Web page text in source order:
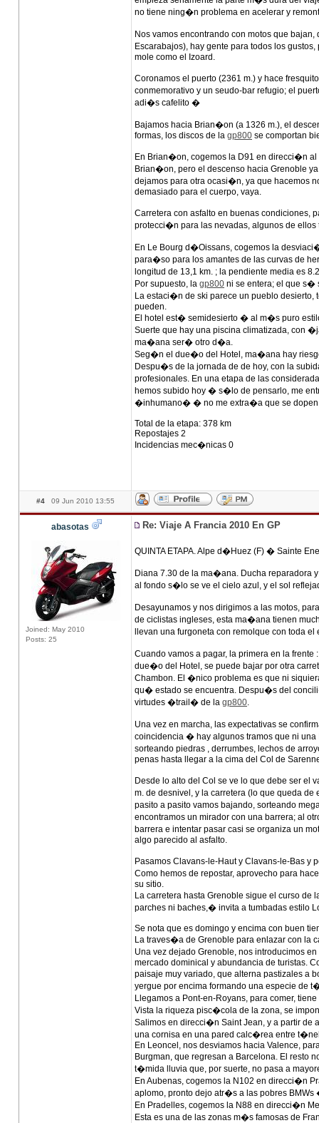
no tiene ning�n problema en acelerar y
Nos vamos encontrando con motos que
Escarabajos), hay gente para todos los
mole como el Izoard.
Coronamos el puerto (2361 m.) y hace
conmemorativo y un seudo-bar refugio; el
adi�s cafelito �
Bajamos hacia Brian�on (a 1326 m.), el
formas, los discos de la gp800 se comportan
En Brian�on, cogemos la D91 en direcci�n al
Brian�on, pero el descenso hacia Grenoble
dejamos para otra ocasi�n, ya que hacemos
demasiado para el cuerpo, vaya.
Carretera con asfalto en buenas condiciones,
protecci�n para las nevadas, algunos de
En Le Bourg d�Oissans, cogemos la
para�so para los amantes de las curvas de
longitud de 13,1 km. ; la pendiente media es
Por supuesto, la gp800 ni se entera; el que s�
La estaci�n de ski parece un pueblo desierto,
pueden.
El hotel est� semidesierto � al m�s puro
Suerte que hay una piscina climatizada, con
ma�ana ser� otro d�a.
Seg�n el due�o del Hotel, ma�ana hay
Despu�s de la jornada de de hoy, con la
profesionales. En una etapa de las
hemos subido hoy � s�lo de pensarlo, me
�inhumano� � no me extra�a que se
Total de la etapa: 378 km
Repostajes 2
Incidencias mec�nicas 0
#4 09 Jun 2010 13:55
abasotas
Joined: May 2010
Posts: 25
Re: Viaje A Francia 2010 En GP
QUINTA ETAPA. Alpe d�Huez (F) � Sainte
Diana 7.30 de la ma�ana. Ducha reparadora
al fondo s�lo se ve el cielo azul, y el sol
Desayunamos y nos dirigimos a las motos,
de ciclistas ingleses, esta ma�ana tienen
llevan una furgoneta con remolque con toda
Cuando vamos a pagar, la primera en la
due�o del Hotel, se puede bajar por otra
Chambon. El �nico problema es que ni
qu� estado se encuentra. Despu�s del
virtudes �trail� de la gp800.
Una vez en marcha, las expectativas se
coincidencia � hay algunos tramos que ni
sorteando piedras , derrumbes, lechos de
penas hasta llegar a la cima del Col de
Desde lo alto del Col se ve lo que debe ser el
m. de desnivel, y la carretera (lo que queda
pasito a pasito vamos bajando, sorteando
encontramos un mirador con una barrera; al
barrera e intentar pasar casi se organiza un
algo parecido al asfalto.
Pasamos Clavans-le-Haut y Clavans-le-Bas
Como hemos de repostar, aprovecho para
su sitio.
La carretera hasta Grenoble sigue el curso
parches ni baches,� invita a tumbadas estilo
Se nota que es domingo y encima con buen
La traves�a de Grenoble para enlazar con la
Una vez dejado Grenoble, nos introducimos
mercado dominical y abundancia de turistas.
paisaje muy variado, que alterna pastizales a
yergue por encima formando una especie de
Llegamos a Pont-en-Royans, para comer,
Vista la riqueza pisc�cola de la zona, se
Salimos en direcci�n Saint Jean, y a partir de
una cornisa en una pared calc�rea entre
En Leoncel, nos desviamos hacia Valence,
Burgman, que regresan a Barcelona. El resto
t�mida lluvia que, por suerte, no pasa a
En Aubenas, cogemos la N102 en direcci�n
aplomo, pronto dejo atr�s a las pobres BMWs
En Pradelles, cogemos la N88 en direcci�n
Esta es una de las zonas m�s famosas de